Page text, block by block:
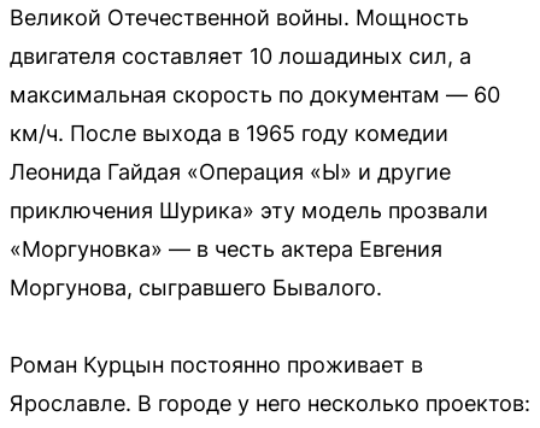
Великой Отечественной войны. Мощность
двигателя составляет 10 лошадиных сил, а
максимальная скорость по документам — 60
км/ч. После выхода в 1965 году комедии
Леонида Гайдая «Операция «Ы» и другие
приключения Шурика» эту модель прозвали
«Моргуновка» — в честь актера Евгения
Моргунова, сыгравшего Бывалого.
Роман Курцын постоянно проживает в
Ярославле. В городе у него несколько проектов: